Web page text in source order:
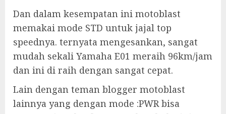
Dan dalam kesempatan ini motoblast
memakai mode STD untuk jajal top
speednya. ternyata mengesankan, sangat
mudah sekali Yamaha E01 meraih 96km/jam
dan ini di raih dengan sangat cepat.
Lain dengan teman blogger motoblast
lainnya yang dengan mode :PWR bisa